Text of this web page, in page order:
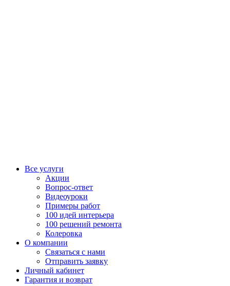
Все услуги
Акции
Вопрос-ответ
Видеоуроки
Примеры работ
100 идей интерьера
100 решений ремонта
Колеровка
О компании
Связаться с нами
Отправить заявку
Личный кабинет
Гарантия и возврат